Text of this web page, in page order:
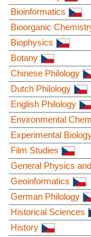
Bioinformatics
Bioorganic
Biophysics
Botany
Chinese Philology
Dutch Philology
English Philology
Environmental
Experimental
Film Studies
General Physics
Geoinformatics
German Philology
Historical Sciences
History